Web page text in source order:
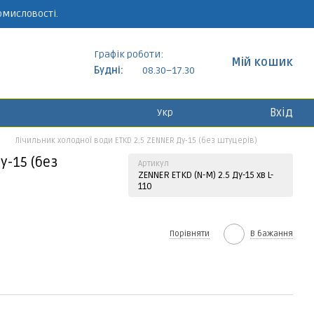
Графік роботи:
Будні:
08.30–17.30
Мій кошик
Укр Вхід
Лічильник холодної води ETKD 2.5 ZENNER Ду-15 (без штуцерів)
15 (без
Артикул
ZENNER ETKD (N-M) 2.5 Ду-15 хв L-
110
Порівняти В бажання